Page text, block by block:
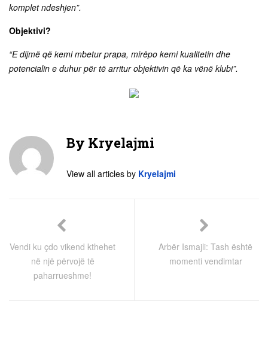
komplet ndeshjen”.
Objektivi?
“E dijmë që kemi mbetur prapa, mirëpo kemi kualitetin dhe
potencialin e duhur për të arritur objektivin që ka vënë klubi”.
By Kryelajmi
View all articles by Kryelajmi
Vendi ku çdo vikend kthehet
në një përvojë të
paharrueshme!
Arbër Ismajli: Tash është
momenti vendimtar